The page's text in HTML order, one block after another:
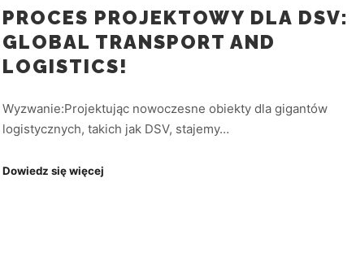
PROCES PROJEKTOWY DLA DSV:
GLOBAL TRANSPORT AND
LOGISTICS!
Wyzwanie:Projektując nowoczesne obiekty dla gigantów
logistycznych, takich jak DSV, stajemy…
Dowiedz się więcej